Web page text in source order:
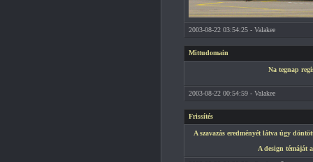
2003-08-22 03:54:25 - Valakee
Mittudomain
Na tegnap
2003-08-22 00:54:59 - Valakee
Frissítés
A szavazás eredményét látva úgy
A design témáját